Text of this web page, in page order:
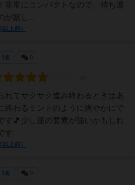
非常にコンパクトなので、持ち運
が嬉し...
上前）
1名
れてサクサク進み終わるときはあ
終わるミントのように爽やかにで
す🎵少し運の要素が強いかもしれ
す
上前）
1名